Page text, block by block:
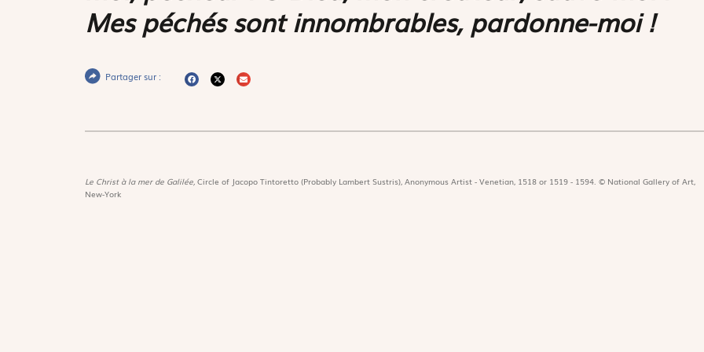
Mes péchés sont innombrables, pardonne-moi !
Partager sur :
Le Christ à la mer de Galilée, Circle of Jacopo Tintoretto (Probably Lambert Sustris), Anonymous Artist - Venetian, 1518 or 1519 - 1594. © National Gallery of Art,
New-York